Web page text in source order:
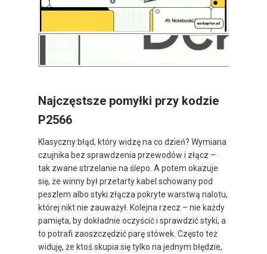
Najczęstsze pomyłki przy kodzie
P2566
Klasyczny błąd, który widzę na co dzień? Wymiana
czujnika bez sprawdzenia przewodów i złącz –
tak zwane strzelanie na ślepo. A potem okazuje
się, że winny był przetarty kabel schowany pod
peszlem albo styki złącza pokryte warstwą nalotu,
której nikt nie zauważył. Kolejna rzecz – nie każdy
pamięta, by dokładnie oczyścić i sprawdzić styki, a
to potrafi zaoszczędzić parę stówek. Często też
widuję, że ktoś skupia się tylko na jednym błędzie,